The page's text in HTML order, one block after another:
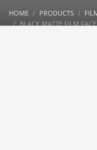
HOME PRODUCTS
BLACK MATTE FILM